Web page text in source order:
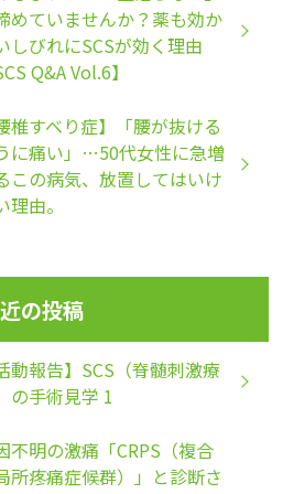
めていませんか？薬も効か
しびれにSCSが効く理由
Q&A Vol.6】
椎すべり症】「腰が抜ける
に痛い」…50代女性に急増
この病気、放置してはいけ
理由。
の投稿
動報告】SCS（脊髄刺激療
の手術見学 1
不明の激痛「CRPS（複合
所疼痛症候群）」と診断さ